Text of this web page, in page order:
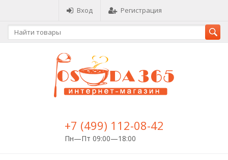
Вход Регистрация
+7 (499) 112-08-42
Пн—Пт 09:00—18:00